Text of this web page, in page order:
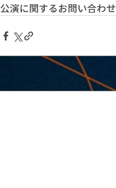
公演に関するお問い合わ